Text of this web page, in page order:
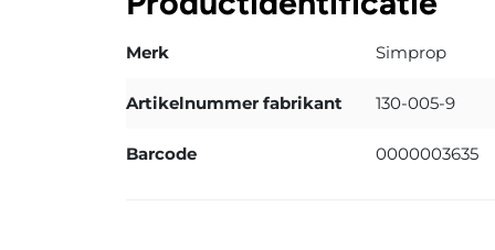
Merk Simprop
Artikelnummer fabrikant 130-005-9
Barcode 0000003635